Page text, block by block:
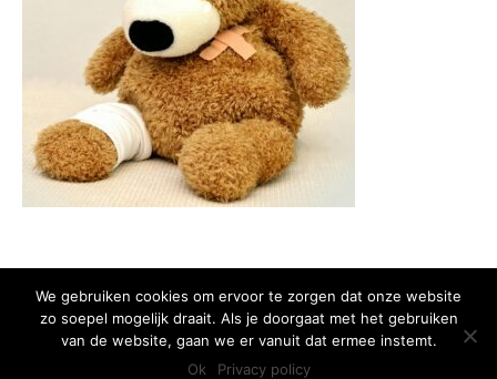
Copyright 2015 Huis van het Kind - Alle rechten voorbehouden -Privacy
Ontwikkeld door Best4u Group B.V.B.A
We gebruiken cookies om ervoor te zorgen dat onze website
zo soepel mogelijk draait. Als je doorgaat met het gebruiken
van de website, gaan we er vanuit dat ermee instemt.
Ok
Privacy policy